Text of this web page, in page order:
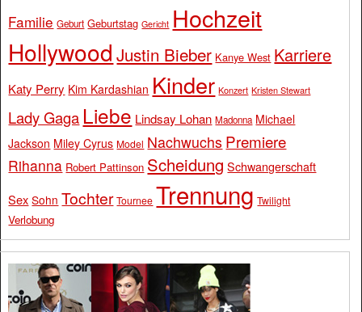
Familie Geburt Geburtstag Gericht Hochzeit
Hollywood Justin Bieber Kanye West Karriere
Katy Perry Kim Kardashian Kinder Konzert Kristen Stewart
Lady Gaga Liebe Lindsay Lohan Madonna Michael
Jackson Miley Cyrus Model Nachwuchs Premiere
Rihanna Robert Pattinson Scheidung Schwangerschaft
Sex Sohn Tochter Tournee Trennung Twilight
Verlobung